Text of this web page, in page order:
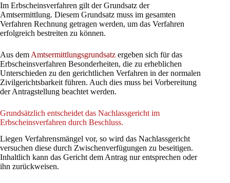
Im Erbscheinsverfahren gilt der Grundsatz der
Amtsermittlung. Diesem Grundsatz muss im gesamten
Verfahren Rechnung getragen werden, um das Verfahren
erfolgreich bestreiten zu können.
Aus dem Amtsermittlungsgrundsatz ergeben sich für das
Erbscheinsverfahren Besonderheiten, die zu erheblichen
Unterschieden zu den gerichtlichen Verfahren in der normalen
Zivilgerichtsbarkeit führen. Auch dies muss bei Vorbereitung
der Antragstellung beachtet werden.
Grundsätzlich entscheidet das Nachlassgericht im
Erbscheinsverfahren durch Beschluss.
Liegen Verfahrensmängel vor, so wird das Nachlassgericht
versuchen diese durch Zwischenverfügungen zu beseitigen.
Inhaltlich kann das Gericht dem Antrag nur entsprechen oder
ihn zurückweisen.